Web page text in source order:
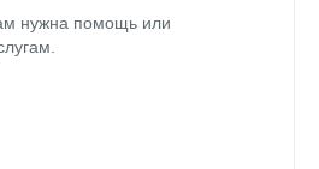
нужна помощь или